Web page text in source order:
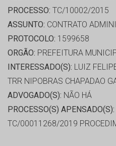
PROCESSO: TC/10002/2015
ASSUNTO: CONTRATO
PROTOCOLO: 1599658
ORGÃO: PREFEITURA
INTERESSADO(S): LUIZ
TRR NIPOBRAS CHAPADAO
ADVOGADO(S): NÃO HÁ
PROCESSO(S) APENSADO(S):
TC/00011268/2019